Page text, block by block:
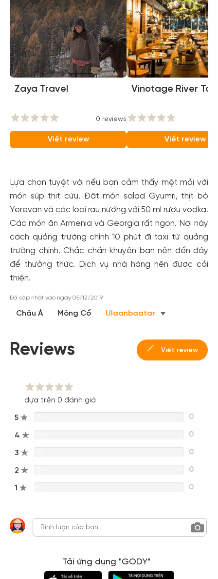
Zaya Travel
0 reviews
Viết review
Vinotage River
Viết review
Lựa chọn tuyệt vời nếu bạn cảm thấy mệt mỏi với
món súp thịt cừu. Đặt món salad Gyumri, thịt bò
Yerevan và các loại rau nướng với 50 ml rượu vodka.
Các món ăn Armenia và Georgia rất ngon. Nơi này
cách quảng trường chính 10 phút đi taxi từ quảng
trường chính. Chắc chắn khuyên bạn nên đến đây
để thưởng thức. Dịch vụ nhà hàng nên được cải
thiện.
Đã cập nhật vào ngày 05/12/2019
Châu Á Mông Cổ Ulaanbaatar
Reviews Viết review
dựa trên 0 đánh giá
5 0
4 0
3 0
2 0
1 0
Tải ứng dụng "GODY"
Tạo tài khoản nhanh - nhận nhiều ưu
đãi!
cho cộng đồng.
Hoặc đăng nhập bằng
Đăng nhập Facebook